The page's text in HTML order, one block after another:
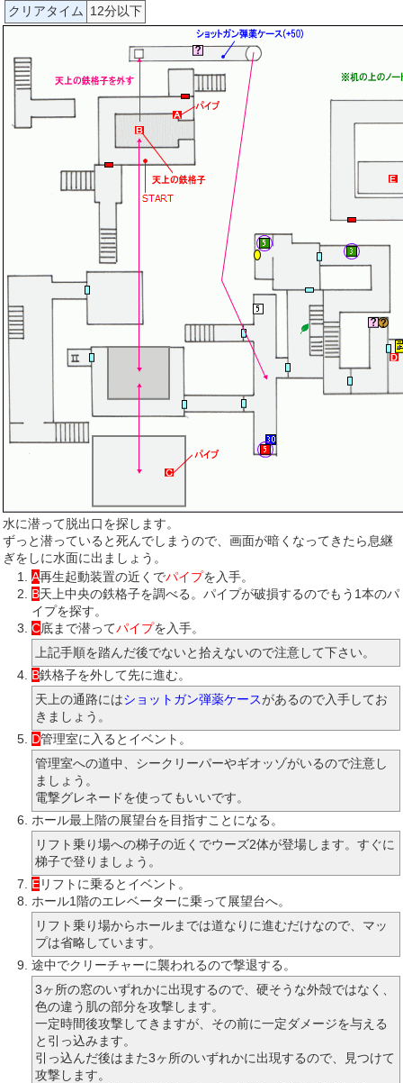
クリアタイム 12分以下
水に潜って脱出口を探します。
ずっと潜っていると死んでしまうので、画面が暗くなってきたら息継
ぎをしに水面に出ましょう。
A再生起動装置の近くでパイプを入手。
B天上中央の鉄格子を調べる。パイプが破損するのでもう1本のパ
イプを探す。
C底まで潜ってパイプを入手。
上記手順を踏んだ後でないと拾えないので注意して下さい。
B鉄格子を外して先に進む。
天上の通路にはショットガン弾薬ケースがあるので入手してお
きましょう。
D管理室に入るとイベント。
管理室への道中、シークリーパーやギオッゾがいるので注意し
ましょう。
電撃グレネードを使ってもいいです。
ホール最上階の展望台を目指すことになる。
リフト乗り場への梯子の近くでウーズ2体が登場します。すぐに
梯子で登りましょう。
Eリフトに乗るとイベント。
ホール1階のエレベーターに乗って展望台へ。
リフト乗り場からホールまでは道なりに進むだけなので、マッ
プは省略しています。
途中でクリーチャーに襲われるので撃退する。
3ヶ所の窓のいずれかに出現するので、硬そうな外殻ではなく、
色の違う肌の部分を攻撃します。
一定時間後攻撃してきますが、その前に一定ダメージを与える
と引っ込みます。
引っ込んだ後はまた3ヶ所のいずれかに出現するので、見つけて
攻撃します。